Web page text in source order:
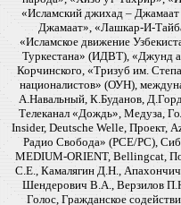
«Исламский джихад –
Джамаат», «Лашкар-И-
«Исламское движение
Туркестана» (ИДВТ), «Джунд
Корчинского, «Тризуб им.
националистов» (ОУН),
А.Навальный, К.Буданов,
Телеканал «Дождь», Медуза,
Insider, Deutsche Welle, Проект,
Радио Свобода» (PCE/PC),
MEDIUM-ORIENT, Bellingcat,
С.Е., Камалягин Д.Н.,
Шендерович В.А., Верзилов
Голос, Гражданское